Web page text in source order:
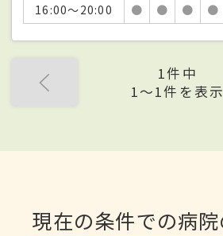
16:00～20:00
● ● ● ●
1件中
1〜1件を表示
現在の条件での病